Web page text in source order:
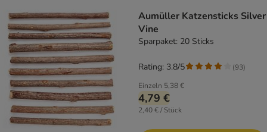
Aumüller Katzensticks Silver
Vine
Sparpaket: 20 Sticks
Einzeln 5,38 €
4,79 €
2,40 € / Stück
Rating: 3.8/5 (93)